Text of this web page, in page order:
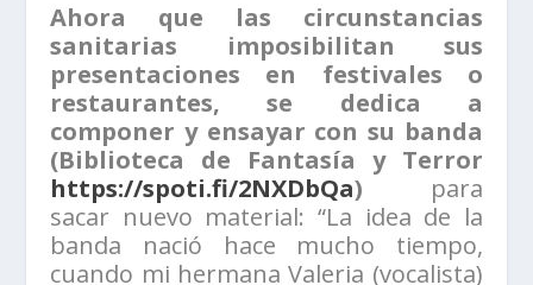
Ahora que las circunstancias
sanitarias imposibilitan sus
presentaciones en festivales o
restaurantes, se dedica a
componer y ensayar con su banda
(Biblioteca de Fantasía y Terror
https://spoti.fi/2NXDbQa) para
sacar nuevo material: “La idea de la
banda nació hace mucho tiempo,
cuando mi hermana Valeria (vocalista)